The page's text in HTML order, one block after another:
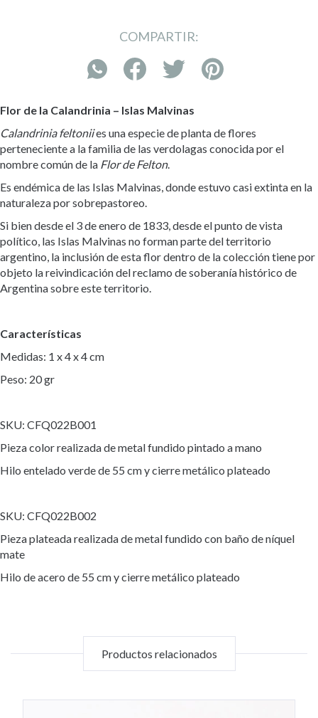
COMPARTIR:
Flor de la Calandrinia – Islas Malvinas
Calandrinia feltoniies una especie de planta de flores
perteneciente a la familia de las verdolagas conocida por el
nombre común de la Flor de Felton.
Es endémica de las Islas Malvinas, donde estuvo casi extinta en la
naturaleza por sobrepastoreo.
Si bien desde el 3 de enero de 1833, desde el punto de vista
político, las Islas Malvinas no forman parte del territorio
argentino, la inclusión de esta flor dentro de la colección tiene por
objeto la reivindicación del reclamo de soberanía histórico de
Argentina sobre este territorio.
Características
Medidas: 1 x 4 x 4 cm
Peso: 20 gr
SKU: CFQ022B001
Pieza color realizada de metal fundido pintado a mano
Hilo entelado verde de 55 cm y cierre metálico plateado
SKU: CFQ022B002
Pieza plateada realizada de metal fundido con baño de níquel
mate
Hilo de acero de 55 cm y cierre metálico plateado
Productos relacionados